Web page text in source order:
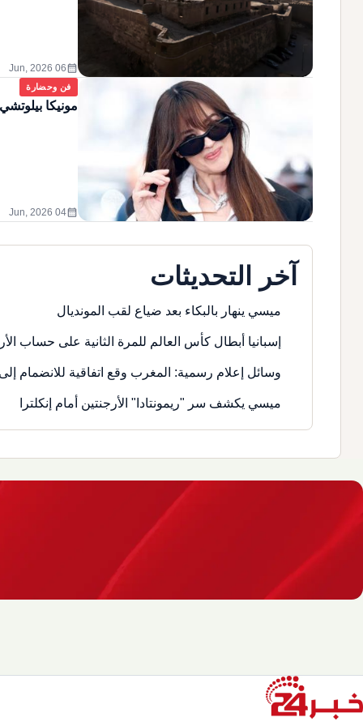
calendar_month
06 Jun, 2026
فن وحضارة
مونيكا
calendar_month
04 Jun, 2026
آخر التحديثات
ميسي ينهار بالبكاء بعد ضياع لقب المونديال
إسبانيا أبطال كأس العالم للمرة الثانية على حساب
وسائل إعلام رسمية: المغرب وقع اتفاقية للانضمام
ميسي يكشف سر "ريمونتادا" الأرجنتين أمام إنكلترا